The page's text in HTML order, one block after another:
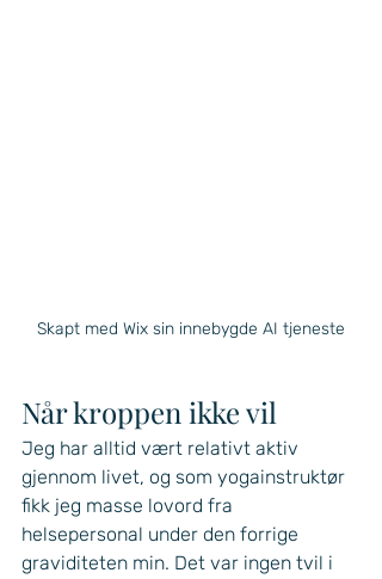
Skapt med Wix sin innebygde AI tjeneste
Når kroppen ikke vil
Jeg har alltid vært relativt aktiv
gjennom livet, og som yogainstruktør
fikk jeg masse lovord fra
helsepersonal under den forrige
graviditeten min. Det var ingen tvil i